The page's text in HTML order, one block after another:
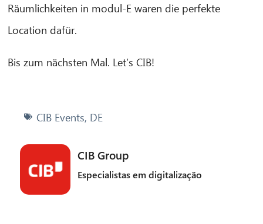
Räumlichkeiten in modul-E waren die perfekte
Location dafür.
Bis zum nächsten Mal. Let’s CIB!
CIB Events, DE
CIB Group
Especialistas em digitalização
CIB AI ChatBot